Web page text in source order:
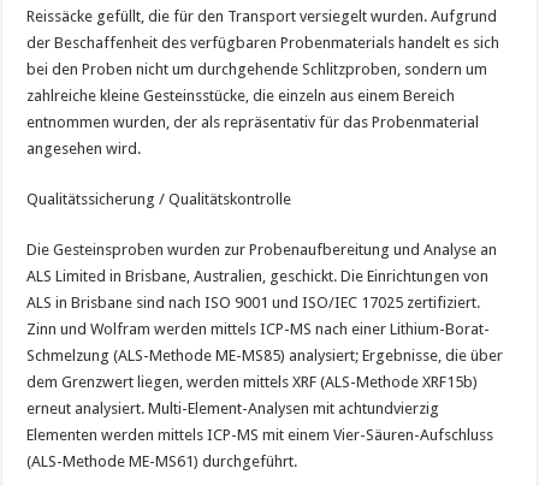
Reissäcke gefüllt, die für den Transport versiegelt wurden. Aufgrund
der Beschaffenheit des verfügbaren Probenmaterials handelt es sich
bei den Proben nicht um durchgehende Schlitzproben, sondern um
zahlreiche kleine Gesteinsstücke, die einzeln aus einem Bereich
entnommen wurden, der als repräsentativ für das Probenmaterial
angesehen wird.
Qualitätssicherung / Qualitätskontrolle
Die Gesteinsproben wurden zur Probenaufbereitung und Analyse an
ALS Limited in Brisbane, Australien, geschickt. Die Einrichtungen von
ALS in Brisbane sind nach ISO 9001 und ISO/IEC 17025 zertifiziert.
Zinn und Wolfram werden mittels ICP-MS nach einer Lithium-Borat-
Schmelzung (ALS-Methode ME-MS85) analysiert; Ergebnisse, die über
dem Grenzwert liegen, werden mittels XRF (ALS-Methode XRF15b)
erneut analysiert. Multi-Element-Analysen mit achtundvierzig
Elementen werden mittels ICP-MS mit einem Vier-Säuren-Aufschluss
(ALS-Methode ME-MS61) durchgeführt.